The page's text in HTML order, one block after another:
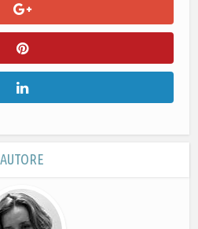
AUTORE